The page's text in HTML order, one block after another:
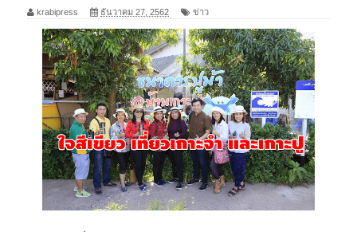
krabipress ธันวาคม 27, 2562 ข่าว